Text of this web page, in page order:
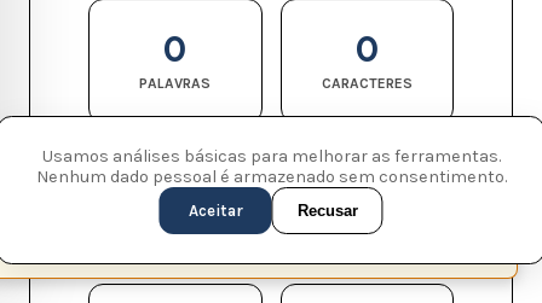
Usamos análises básicas para melhorar as ferramentas.
Nenhum dado pessoal é armazenado sem consentimento.
Aceitar Recusar
0
PALAVRAS
0
CARACTERES
0
FRASES
0
PARÁGRAFOS